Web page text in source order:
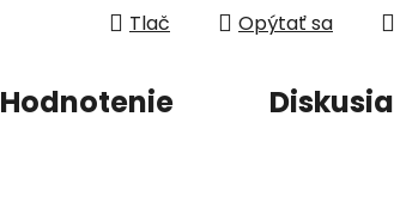
Tlač Opýtať sa
Hodnotenie
Diskusia